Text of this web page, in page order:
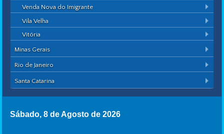
Venda Nova do Imigrante
Vila Velha
Vitória
Minas Gerais
Rio de Janeiro
Santa Catarina
Sábado, 8 de Agosto de 2026